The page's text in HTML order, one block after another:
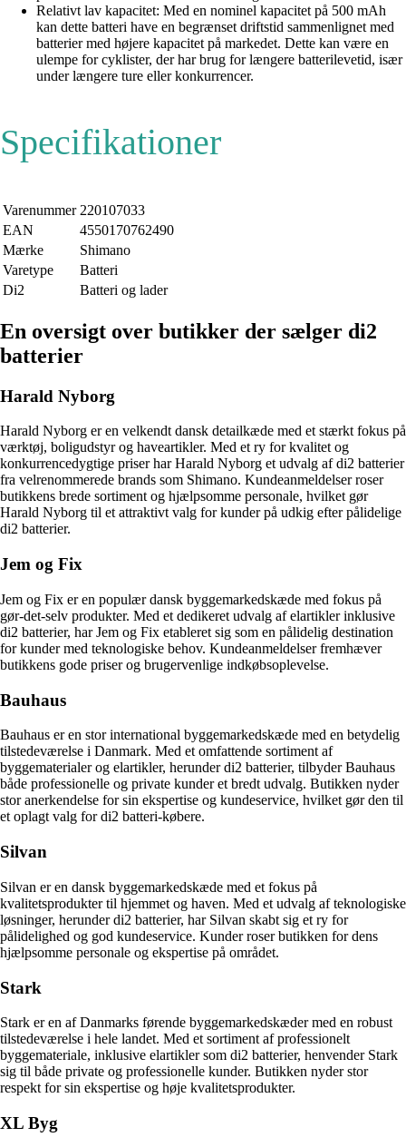
Relativt lav kapacitet: Med en nominel kapacitet på 500 mAh
kan dette batteri have en begrænset driftstid sammenlignet med
batterier med højere kapacitet på markedet. Dette kan være en
ulempe for cyklister, der har brug for længere batterilevetid, især
under længere ture eller konkurrencer.
Specifikationer
Varenummer 220107033
EAN
4550170762490
Mærke
Shimano
Varetype
Batteri
Di2
Batteri og lader
En oversigt over butikker der sælger di2
batterier
Harald Nyborg
Harald Nyborg er en velkendt dansk detailkæde med et stærkt fokus på
værktøj, boligudstyr og haveartikler. Med et ry for kvalitet og
konkurrencedygtige priser har Harald Nyborg et udvalg af di2 batterier
fra velrenommerede brands som Shimano. Kundeanmeldelser roser
butikkens brede sortiment og hjælpsomme personale, hvilket gør
Harald Nyborg til et attraktivt valg for kunder på udkig efter pålidelige
di2 batterier.
Jem og Fix
Jem og Fix er en populær dansk byggemarkedskæde med fokus på
gør-det-selv produkter. Med et dedikeret udvalg af elartikler inklusive
di2 batterier, har Jem og Fix etableret sig som en pålidelig destination
for kunder med teknologiske behov. Kundeanmeldelser fremhæver
butikkens gode priser og brugervenlige indkøbsoplevelse.
Bauhaus
Bauhaus er en stor international byggemarkedskæde med en betydelig
tilstedeværelse i Danmark. Med et omfattende sortiment af
byggematerialer og elartikler, herunder di2 batterier, tilbyder Bauhaus
både professionelle og private kunder et bredt udvalg. Butikken nyder
stor anerkendelse for sin ekspertise og kundeservice, hvilket gør den til
et oplagt valg for di2 batteri-købere.
Silvan
Silvan er en dansk byggemarkedskæde med et fokus på
kvalitetsprodukter til hjemmet og haven. Med et udvalg af teknologiske
løsninger, herunder di2 batterier, har Silvan skabt sig et ry for
pålidelighed og god kundeservice. Kunder roser butikken for dens
hjælpsomme personale og ekspertise på området.
Stark
Stark er en af ​​Danmarks førende byggemarkedskæder med en robust
tilstedeværelse i hele landet. Med et sortiment af professionelt
byggemateriale, inklusive elartikler som di2 batterier, henvender Stark
sig til både private og professionelle kunder. Butikken nyder stor
respekt for sin ekspertise og høje kvalitetsprodukter.
XL Byg